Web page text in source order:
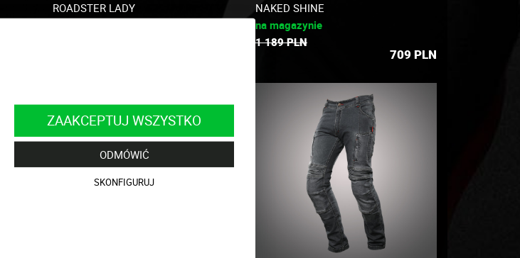
ZAAKCEPTUJ WSZYSTKO
ODMÓWIĆ
SKONFIGURUJ
ROADSTER LADY
NAKED SHINE
na magazynie
1 189 PLN
709 PLN